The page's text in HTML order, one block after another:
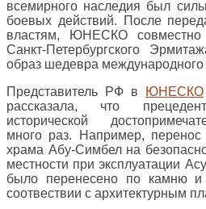
всемирного наследия был
боевых действий. После
властям, ЮНЕСКО совместно
Санкт-Петербургского
образ шедевра международного
Представитель РФ в
ЮНЕСКО
рассказала, что
исторической
много раз. Например, перенос
храма Абу-Симбел на
местности при эксплуатации
было перенесено по камню и
соотвествии с архитектурным